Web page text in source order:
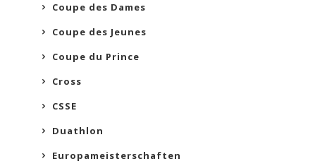
Coupe des Dames
Coupe des Jeunes
Coupe du Prince
Cross
CSSE
Duathlon
Europameisterschaften